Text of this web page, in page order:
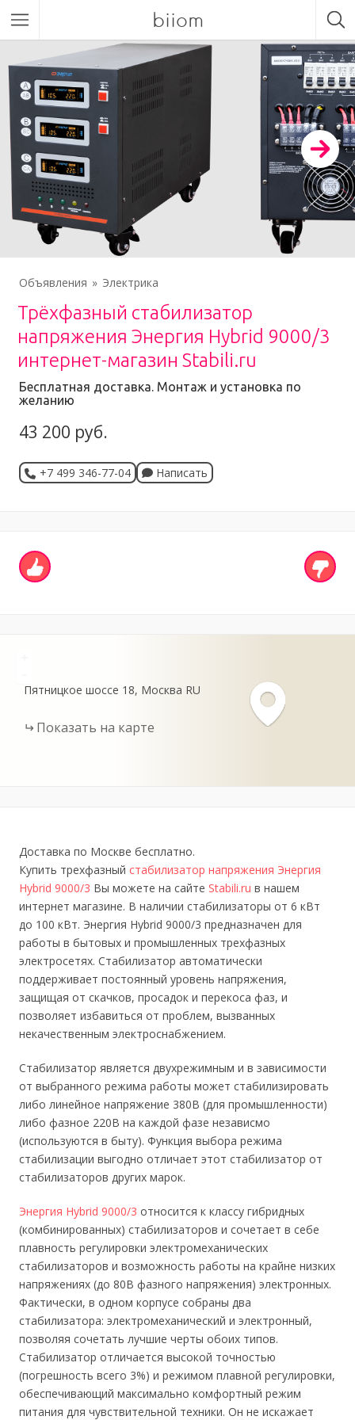
biiom
Объявления Электрика
Трёхфазный стабилизатор
напряжения Энергия Hybrid 9000/3
интернет-магазин Stabili.ru
Бесплатная доставка. Монтаж и установка по
желанию
43 200 руб.
+7 499 346-77-04 Написать
Пятницкое шоссе 18 Москва RU
Показать на карте
Доставка по Москве бесплатно.
Купить трехфазный стабилизатор напряжения Энергия
Hybrid 9000/3 Вы можете на сайте Stabili.ru в нашем
интернет магазине. В наличии стабилизаторы от 6 кВт
до 100 кВт. Энергия Hybrid 9000/3 предназначен для
работы в бытовых и промышленных трехфазных
электросетях. Стабилизатор автоматически
поддерживает постоянный уровень напряжения,
защищая от скачков, просадок и перекоса фаз, и
позволяет избавиться от проблем, вызванных
некачественным электроснабжением.
Стабилизатор является двухрежимным и в зависимости
от выбранного режима работы может стабилизировать
либо линейное напряжение 380В (для промышленности)
либо фазное 220В на каждой фазе независмо
(используются в быту). Функция выбора режима
стабилизации выгодно отличает этот стабилизатор от
стабилизаторов других марок.
Энергия Hybrid 9000/3 относится к классу гибридных
(комбинированных) стабилизаторов и сочетает в себе
плавность регулировки электромеханических
стабилизаторов и возможность работы на крайне низких
напряжениях (до 80В фазного напряжения) электронных.
Фактически, в одном корпусе собраны два
стабилизатора: электромеханический и электронный,
позволяя сочетать лучшие черты обоих типов.
Стабилизатор отличается высокой точностью
(погрешность всего 3%) и режимом плавной регулировки,
обеспечивающий максимально комфортный режим
питания для чувствительной техники. Он не искажает